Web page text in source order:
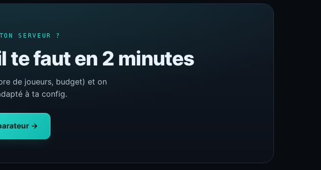
SERVEUR ?
te faut en 2 minutes
de joueurs, budget) et on
à ta config.
→